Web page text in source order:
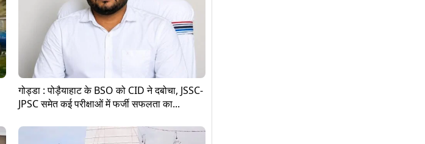
गोड्डा : पोड़ैयाहाट के BSO को CID ने दबोचा, JSSC-
JPSC समेत कई परीक्षाओं में फर्जी सफलता का...